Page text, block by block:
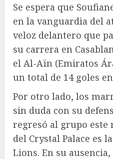
Se espera que
en la vanguardia del
veloz delantero que
su carrera en
el Al-Aïn (Emiratos
un total de 14 goles
Por otro lado, los
sin duda con su
regresó al grupo este
del Crystal Palace es
Lions. En su